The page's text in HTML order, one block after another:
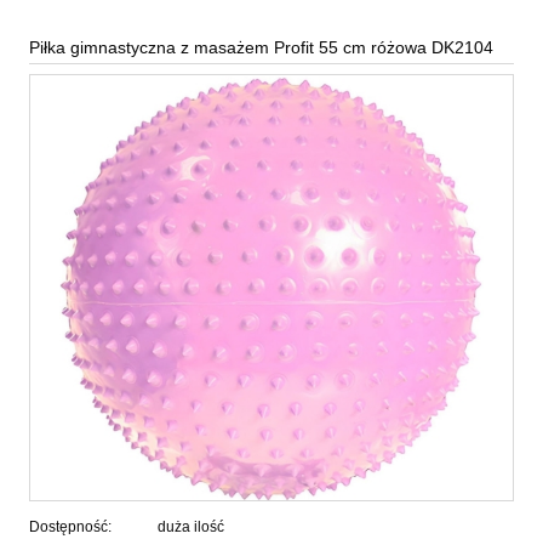
Piłka gimnastyczna z masażem Profit 55 cm różowa DK2104
Dostępność:
duża ilość